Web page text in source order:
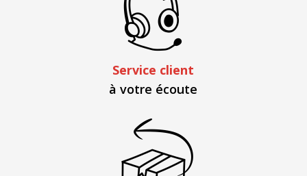
Service client
à votre écoute